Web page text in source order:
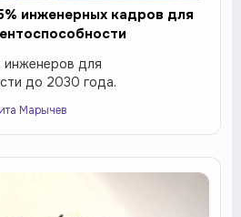
инженерных кадров для
инженеров для
до 2030 года.
Марычев